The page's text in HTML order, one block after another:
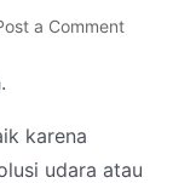
a Comment
karena
udara atau